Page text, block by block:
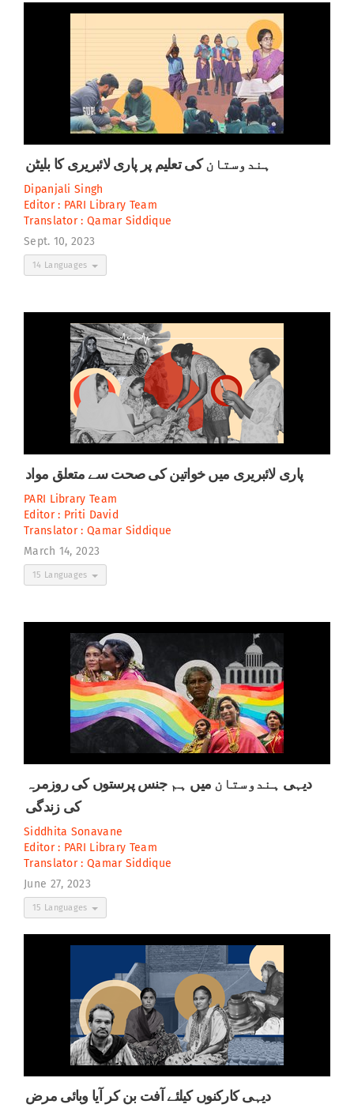
ہندوستان کی تعلیم پر پاری لائبریری کا بلیٹن
Dipanjali Singh
Editor : PARI Library Team
Translator : Qamar Siddique
Sept. 10, 2023
14 Languages
پاری لائبریری میں خواتین کی صحت سے متعلق مواد
PARI Library Team
Editor : Priti David
Translator : Qamar Siddique
March 14, 2023
15 Languages
دیہی ہندوستان میں ہم جنس پرستوں کی روزمرہ
کی زندگی
Siddhita Sonavane
Editor : PARI Library Team
Translator : Qamar Siddique
June 27, 2023
15 Languages
دیہی کارکنوں کیلئے آفت بن کر آیا وبائی مرض